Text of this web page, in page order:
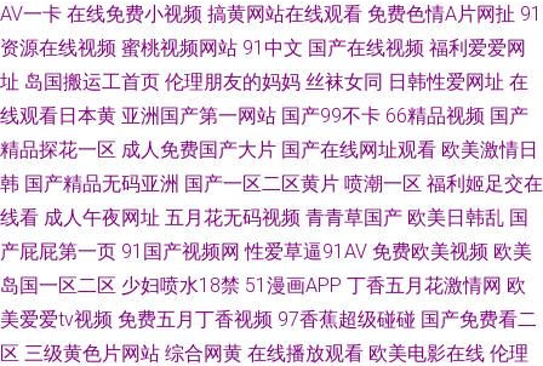
AV一卡 在线免费小视频 搞黄网站在线观看 免费色情A片网扯 91
资源在线视频 蜜桃视频网站 91中文 国产在线视频 福利爱爱网
址 岛国搬运工首页 伦理朋友的妈妈 丝袜女同 日韩性爱网址 在
线观看日本黄 亚洲国产第一网站 国产99不卡 66精品视频 国产
精品探花一区 成人免费国产大片 国产在线网址观看 欧美激情日
韩 国产精品无码亚洲 国产一区二区黄片 喷潮一区 福利姬足交在
线看 成人午夜网址 五月花无码视频 青青草国产 欧美日韩乱 国
产屁屁第一页 91国产视频网 性爱草逼91AV 免费欧美视频 欧美
岛国一区二区 少妇喷水18禁 51漫画APP 丁香五月花激情网 欧
美爱爱tv视频 免费五月丁香视频 97香蕉超级碰碰 国产免费看二
区 三级黄色片网站 综合网黄 在线播放观看 欧美电影在线 伦理